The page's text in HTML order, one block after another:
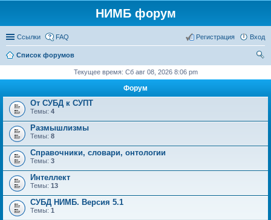
НИМБ форум
Ссылки FAQ Вход
Регистрация
Список форумов
Текущее время: Сб авг 08, 2026 8:06 pm
Форум
От СУБД к СУПТ
Темы: 4
Размышлизмы
Темы: 8
Справочники, словари, онтологии
Темы: 3
Интеллект
Темы: 13
СУБД НИМБ. Версия 5.1
Темы: 1